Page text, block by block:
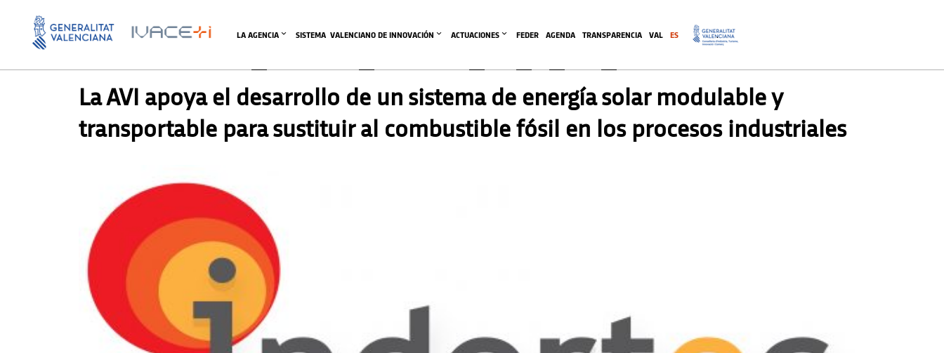
LA AGENCIA SISTEMA  VALENCIANO DE INNOVACIÓN ACTUACIONES FEDER AGENDA TRANSPARENCIA .
VAL ES
PRENSA SIN CATEGORIZAR
La AVI apoya el desarrollo de un sistema de energía solar modulable y
transportable para sustituir al combustible fósil en los procesos industriales